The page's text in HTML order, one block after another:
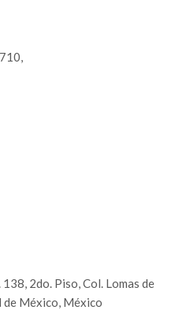
2do. Piso, Col. Lomas de
de México, México